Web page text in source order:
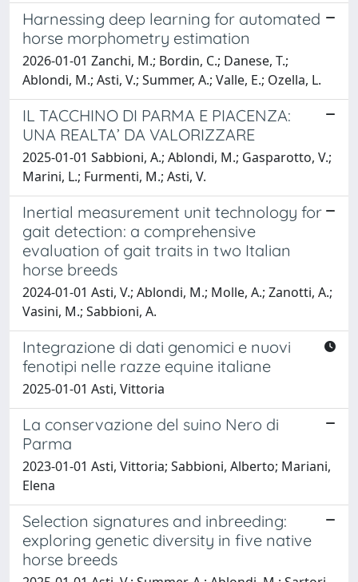
Harnessing deep learning for automated
horse morphometry estimation
2026-01-01 Zanchi, M.; Bordin, C.; Danese, T.;
Ablondi, M.; Asti, V.; Summer, A.; Valle, E.; Ozella, L.
IL TACCHINO DI PARMA E PIACENZA:
UNA REALTA’ DA VALORIZZARE
2025-01-01 Sabbioni, A.; Ablondi, M.; Gasparotto, V.;
Marini, L.; Furmenti, M.; Asti, V.
Inertial measurement unit technology for
gait detection: a comprehensive
evaluation of gait traits in two Italian
horse breeds
2024-01-01 Asti, V.; Ablondi, M.; Molle, A.; Zanotti, A.;
Vasini, M.; Sabbioni, A.
Integrazione di dati genomici e nuovi
fenotipi nelle razze equine italiane
2025-01-01 Asti, Vittoria
La conservazione del suino Nero di
Parma
2023-01-01 Asti, Vittoria; Sabbioni, Alberto; Mariani,
Elena
Selection signatures and inbreeding:
exploring genetic diversity in five native
horse breeds